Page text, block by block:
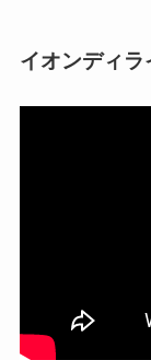
イオンディ